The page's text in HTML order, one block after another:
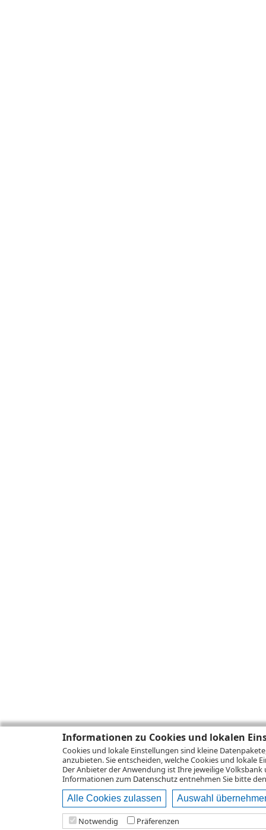
Informationen zu Cookies und lokalen
Cookies und lokale Einstellungen sind kleine
anzubieten. Sie entscheiden, welche Cookies und lokale
Der Anbieter der Anwendung ist Ihre jeweilige Volksbank
Informationen zum Datenschutzentnehmen Sie bitte
Alle Cookies zulassen Auswahl
Notwendig Präferenzen